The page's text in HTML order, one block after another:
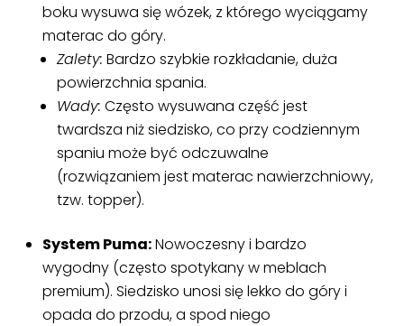
boku wysuwa się wózek, z którego wyciągamy
materac do góry.
Zalety: Bardzo szybkie rozkładanie, duża
powierzchnia spania.
Wady: Często wysuwana część jest
twardsza niż siedzisko, co przy codziennym
spaniu może być odczuwalne
(rozwiązaniem jest materac nawierzchniowy,
tzw. topper).
System Puma:Nowoczesny i bardzo
wygodny (często spotykany w meblach
premium). Siedzisko unosi się lekko do góry i
opada do przodu, a spod niego